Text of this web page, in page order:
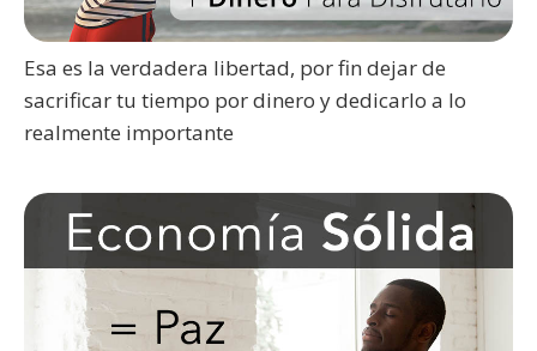
Esa es la verdadera libertad, por fin dejar de
sacrificar tu tiempo por dinero y dedicarlo a lo
realmente importante